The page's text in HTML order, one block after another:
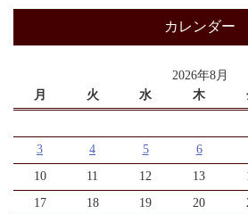
カレンダー
2026年8月
月
火 水 木
3
4 5 6
10
11 12 13
17
18 19 20